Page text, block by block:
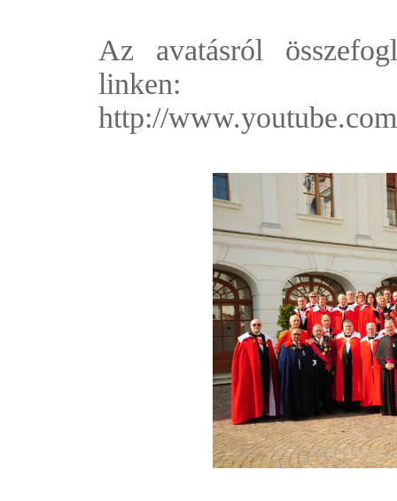
Az avatásról
linken:
http://